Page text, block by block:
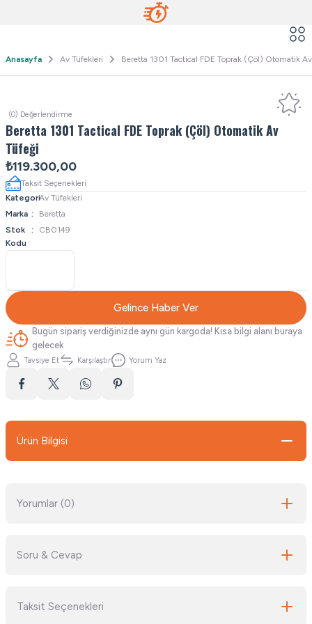
Anasayfa Av Tüfekleri Beretta 1301 Tactical FDE Toprak (Çöl) Otomatik
(0) Değerlendirme
Beretta 1301 Tactical FDE Toprak (Çöl) Otomatik Av
Tüfeği
₺119.300,00
Taksit Seçenekleri
KategoriAv Tüfekleri
Marka
Beretta
Stok
Kodu
CB0149
Gelince Haber Ver
Bugün sipariş verdiğinizde aynı gün kargoda! Kısa bilgi alanı buraya
gelecek
Tavsiye Et Karşılaştır Yorum Yaz
Ürün Bilgisi
Yorumlar (0)
Soru & Cevap
Taksit Seçenekleri